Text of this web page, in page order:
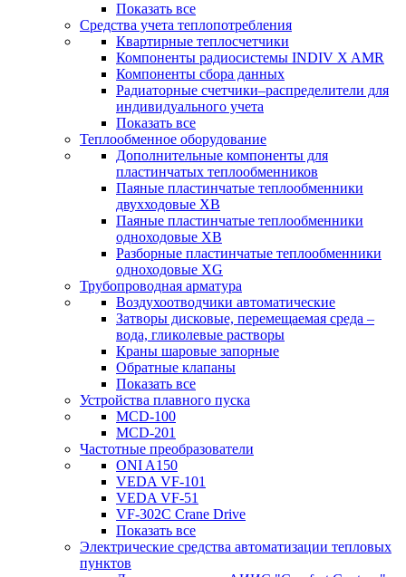
Показать все
Средства учета теплопотребления
Квартирные теплосчетчики
Компоненты радиосистемы INDIV X AMR
Компоненты сбора данных
Радиаторные счетчики–распределители для
индивидуального учета
Показать все
Теплообменное оборудование
Дополнительные компоненты для
пластинчатых теплообменников
Паяные пластинчатые теплообменники
двухходовые XB
Паяные пластинчатые теплообменники
одноходовые ХВ
Разборные пластинчатые теплообменники
одноходовые ХG
Трубопроводная арматура
Воздухоотводчики автоматические
Затворы дисковые, перемещаемая среда –
вода, гликолевые растворы
Краны шаровые запорные
Обратные клапаны
Показать все
Устройства плавного пуска
MCD-100
MCD-201
Частотные преобразователи
ONI A150
VEDA VF-101
VEDA VF-51
VF-302C Crane Drive
Показать все
Электрические средства автоматизации тепловых
пунктов